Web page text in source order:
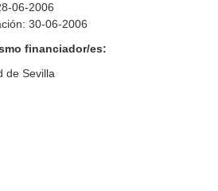
06-2006
30-06-2006
financiador/es:
de Sevilla